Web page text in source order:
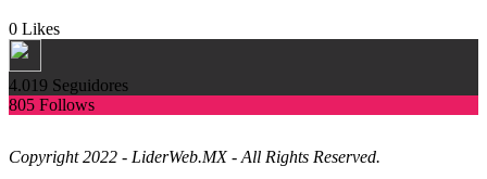
0 Likes
4.019 Seguidores
805 Follows
Copyright 2022 - LiderWeb.MX - All Rights Reserved.